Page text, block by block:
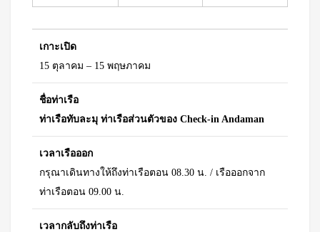
เกาะเปิด
15 ตุลาคม – 15 พฤษภาคม
ชื่อท่าเรือ
ท่าเรือทับละมุ ท่าเรือส่วนตัวของ Check-in Andaman
เวลาเรือออก
กรุณาเดินทางให้ถึงท่าเรือตอน 08.30 น. / เรือออกจาก
ท่าเรือตอน 09.00 น.
เวลากลับถึงท่าเรือ